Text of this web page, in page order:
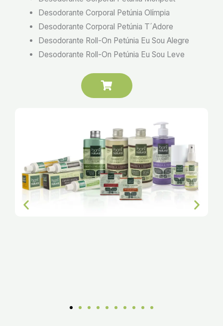
Desodorante Corporal Petúnia Olímpia
Desodorante Corporal Petúnia T´Adore
Desodorante Roll-On Petúnia Eu Sou Alegre
Desodorante Roll-On Petúnia Eu Sou Leve